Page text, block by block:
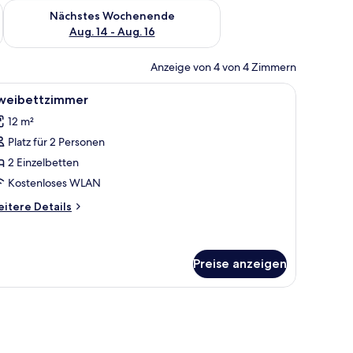
Aug. 7 - Aug. 9.
Nächstes Wochenende
Aug. 14 - Aug. 16
Überprüfe die Verfügbarkeit für nächstes Wochenende, Aug.
Anzeige von 4 von 4 Zimmern
mit Streifenmuster.
einem Fenster. Ein Hotelzimmer mit zwei Betten, einem
5
12 m²
Platz für 2 Personen
2 Einzelbetten
Kostenloses WLAN
Details
Preise anzeigen